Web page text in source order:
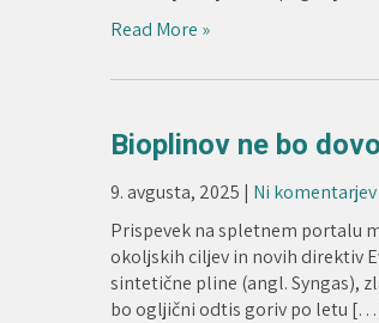
Read More »
Bioplinov ne bo
9. avgusta, 2025 | Ni komentarjev
Prispevek na spletnem portalu
okoljskih ciljev in novih direktiv
sintetične pline (angl. Syngas),
bo ogljični odtis goriv po letu